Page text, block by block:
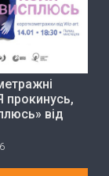
прокинусь,
від